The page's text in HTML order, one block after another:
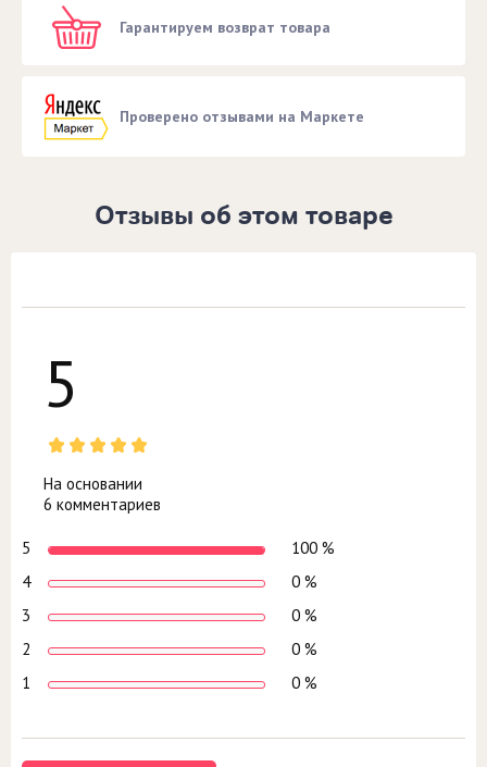
Гарантируем возврат товара
Проверено отзывами на Маркете
Отзывы об этом товаре
5
На основании
6 комментариев
5
100 %
4
0 %
3
0 %
2
0 %
1
0 %